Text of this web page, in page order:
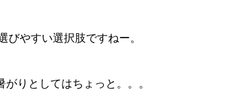
びやすい選択肢ですねー。
がりとしてはちょっと。。。